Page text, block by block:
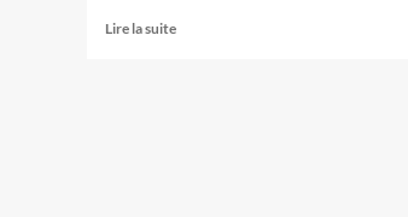
Lire la suiteEn